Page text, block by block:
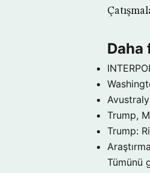
Daha
Trump,
Trump:
Tümünü